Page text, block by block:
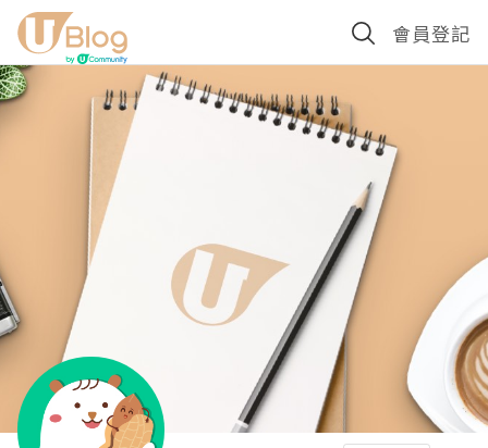
會員登記